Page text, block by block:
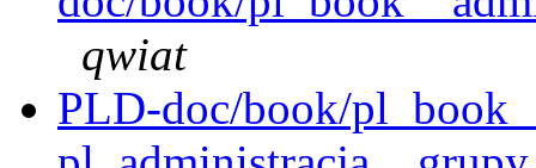
qwiat
PLD-doc/book/